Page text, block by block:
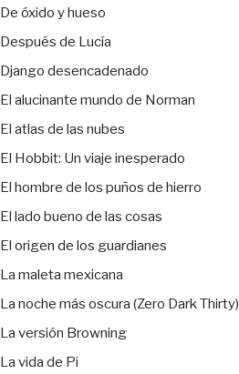
De óxido y hueso
Después de Lucía
Django desencadenado
El alucinante mundo de Norman
El atlas de las nubes
El Hobbit: Un viaje inesperado
El hombre de los puños de hierro
El lado bueno de las cosas
El origen de los guardianes
La maleta mexicana
La noche más oscura (Zero Dark Thirty)
La versión Browning
La vida de Pi